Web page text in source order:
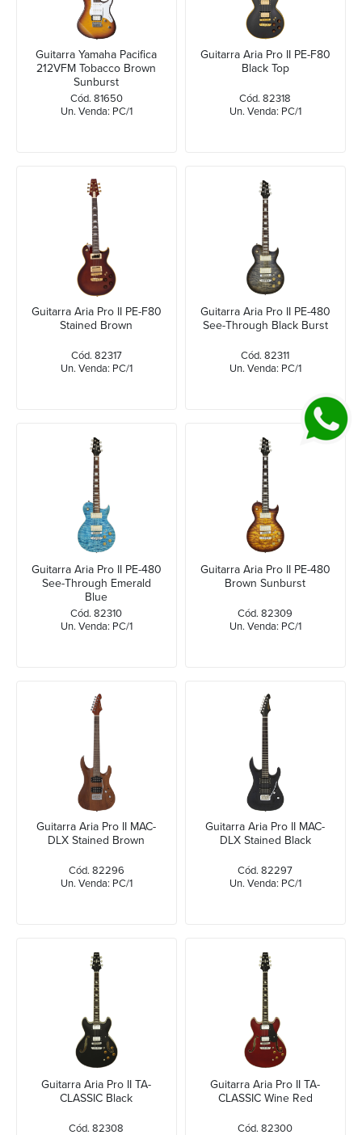
Guitarra Yamaha Pacifica
212VFM Tobacco Brown
Sunburst
Cód. 81650
Un. Venda: PC/1
Guitarra Aria Pro II PE-F80
Black Top
Cód. 82318
Un. Venda: PC/1
Guitarra Aria Pro II PE-F80
Stained Brown
Cód. 82317
Un. Venda: PC/1
Guitarra Aria Pro II PE-480
See-Through Black Burst
Cód. 82311
Un. Venda: PC/1
Guitarra Aria Pro II PE-480
See-Through Emerald
Blue
Cód. 82310
Un. Venda: PC/1
Guitarra Aria Pro II PE-480
Brown Sunburst
Cód. 82309
Un. Venda: PC/1
Guitarra Aria Pro II MAC-
DLX Stained Brown
Cód. 82296
Un. Venda: PC/1
Guitarra Aria Pro II MAC-
DLX Stained Black
Cód. 82297
Un. Venda: PC/1
Guitarra Aria Pro II TA-
CLASSIC Black
Cód. 82308
Guitarra Aria Pro II TA-
CLASSIC Wine Red
Cód. 82300